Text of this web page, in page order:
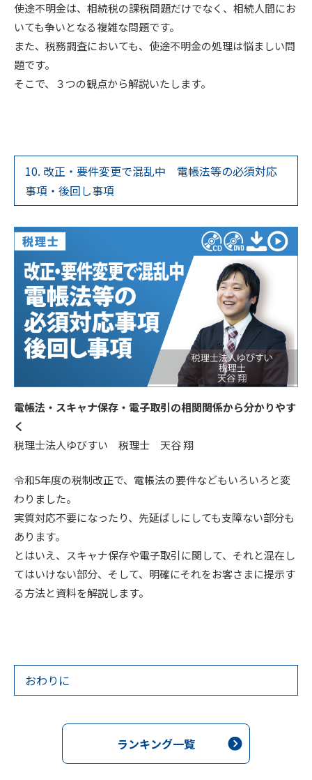
使途不明金は、相続税の課税問題だけでなく、相続人間にお
いても争いとなる複雑な問題です。
また、税務調査においても、使途不明金の処理は悩ましい問
題です。
そこで、３つの観点から解説いたします。
10. 改正・要件変更で混乱中 電帳法等の必須対応
事項・後回し事項
電帳法・スキャナ保存・電子取引の相関関係から分かりやす
く
税理士法人ゆびすい 税理士 天谷 翔
令和5年度の税制改正で、電帳法の要件などもいろいろと変
わりました。
実質対応不要になったり、先延ばしにしても支障ない部分も
あります。
とはいえ、スキャナ保存や電子取引に関して、それと混在し
てはいけない部分、そして、明確にそれをお客さまに提示す
る方法と資料を解説します。
おわりに
ランキング一覧